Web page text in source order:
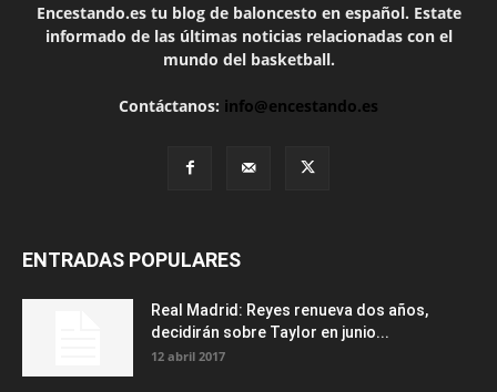
Encestando.es tu blog de baloncesto en español. Estate
informado de las últimas noticias relacionadas con el
mundo del basketball.
Contáctanos: info@encestando.es
ENTRADAS POPULARES
Real Madrid: Reyes renueva dos años,
decidirán sobre Taylor en junio...
12 abril 2017